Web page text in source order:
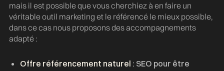
mais il est possible que vous cherchiez à en faire un
véritable outil marketing et le référencé le mieux possible,
dans ce cas nous proposons des accompagnements
adapté :
Offre référencement naturel : SEO pour être